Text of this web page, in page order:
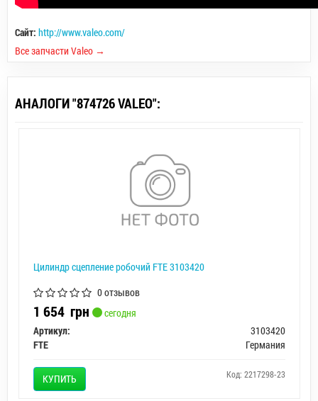
Сайт: http://www.valeo.com/
Все запчасти Valeo →
АНАЛОГИ "874726 VALEO":
Цилиндр сцепление робочий FTE 3103420
0 отзывов
1 654 грн
сегодня
Артикул:
3103420
FTE
Германия
КУПИТЬ Код: 2217298-23